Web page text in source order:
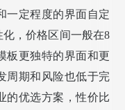
一定程度的界面自定
，价格区间一般在8
板更独特的界面和更
周期和风险也低于完
的优选方案，性价比